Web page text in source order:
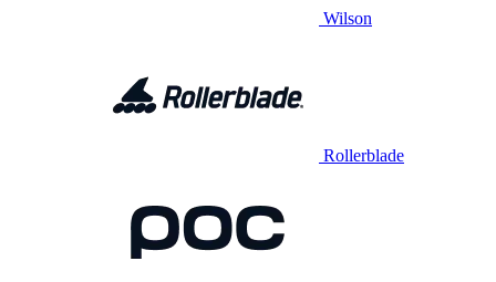
Wilson
Rollerblade